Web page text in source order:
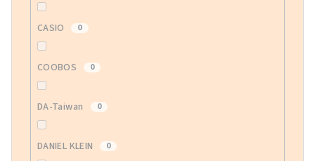
CASIO 0
COOBOS 0
DA-Taiwan 0
DANIEL KLEIN 0